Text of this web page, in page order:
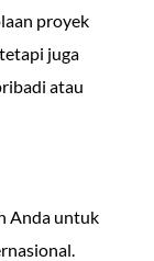
proyek
juga
atau
Anda untuk